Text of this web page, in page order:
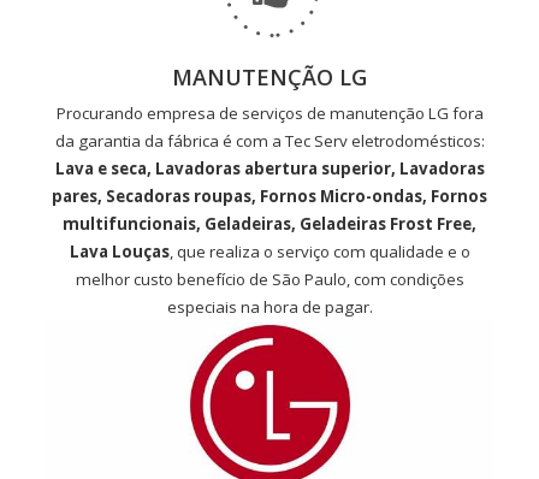
MANUTENÇÃO LG
Procurando empresa de serviços de manutenção LG fora
da garantia da fábrica é com a Tec Serv eletrodomésticos:
Lava e seca, Lavadoras abertura superior, Lavadoras
pares, Secadoras roupas, Fornos Micro-ondas, Fornos
multifuncionais, Geladeiras, Geladeiras Frost Free,
Lava Louças, que realiza o serviço com qualidade e o
melhor custo benefício de São Paulo, com condições
especiais na hora de pagar.